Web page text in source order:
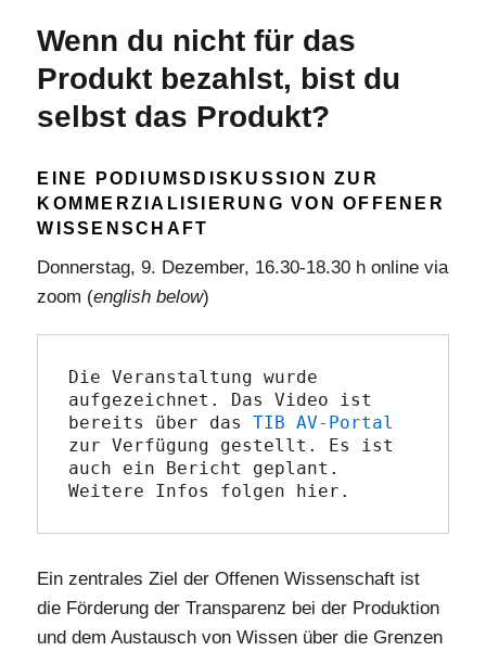
Navigating
Wenn du nicht für das
Produkt bezahlst, bist du
selbst das Produkt?
EINE PODIUMSDISKUSSION ZUR
KOMMERZIALISIERUNG VON OFFENER
WISSENSCHAFT
Donnerstag, 9. Dezember, 16.30-18.30 h online via
zoom (english below)
Die Veranstaltung wurde
aufgezeichnet. Das Video ist
bereits über das TIB AV-Portal
zur Verfügung gestellt. Es ist
auch ein Bericht geplant.
Weitere Infos folgen hier.
Ein zentrales Ziel der Offenen Wissenschaft ist
die Förderung der Transparenz bei der Produktion
und dem Austausch von Wissen über die Grenzen